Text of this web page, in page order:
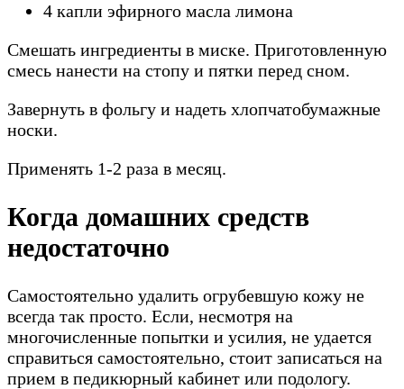
4 капли эфирного масла лимона
Смешать ингредиенты в миске. Приготовленную
смесь нанести на стопу и пятки перед сном.
Завернуть в фольгу и надеть хлопчатобумажные
носки.
Применять 1-2 раза в месяц.
Когда домашних средств
недостаточно
Самостоятельно удалить огрубевшую кожу не
всегда так просто. Если, несмотря на
многочисленные попытки и усилия, не удается
справиться самостоятельно, стоит записаться на
прием в педикюрный кабинет или подологу.